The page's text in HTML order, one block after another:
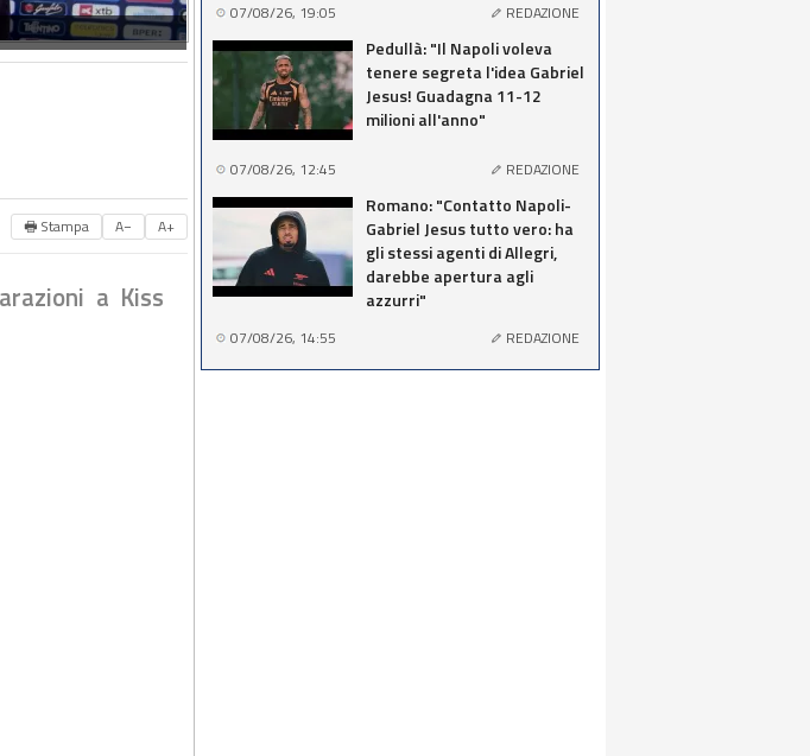
🖶 Stampa A− A+
a Kiss
07/08/26, 19:05 REDAZIONE
Pedullà: "Il Napoli voleva
tenere segreta l'idea Gabriel
Jesus! Guadagna 11-12
milioni all'anno"
07/08/26, 12:45 REDAZIONE
Romano: "Contatto Napoli-
Gabriel Jesus tutto vero: ha
gli stessi agenti di Allegri,
darebbe apertura agli
azzurri"
07/08/26, 14:55 REDAZIONE